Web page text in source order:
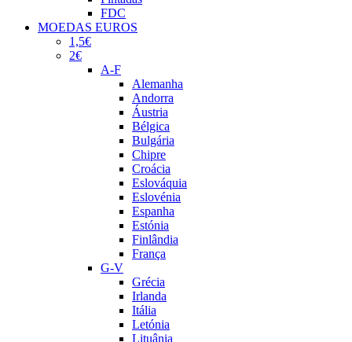
FDC
MOEDAS EUROS
1,5€
2€
A-F
Alemanha
Andorra
Áustria
Bélgica
Bulgária
Chipre
Croácia
Eslováquia
Eslovénia
Espanha
Estónia
Finlândia
França
G-V
Grécia
Irlanda
Itália
Letónia
Lituânia